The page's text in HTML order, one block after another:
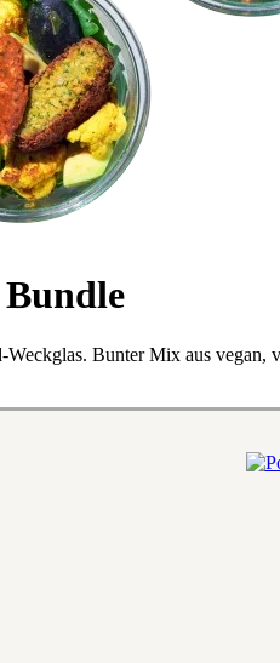
Bunter Mix aus vegan,